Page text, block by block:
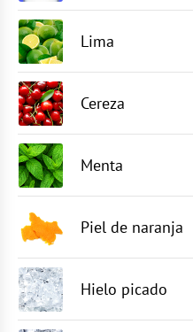
Lima
Cereza
Menta
Piel de naranja
Hielo picado